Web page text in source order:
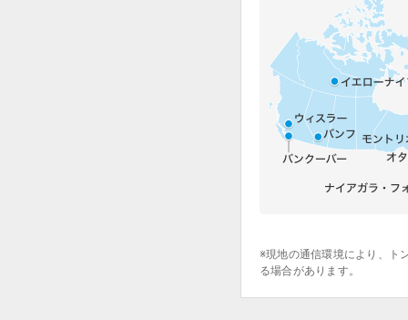
※現地の通信環境により、ト
る場合があります。